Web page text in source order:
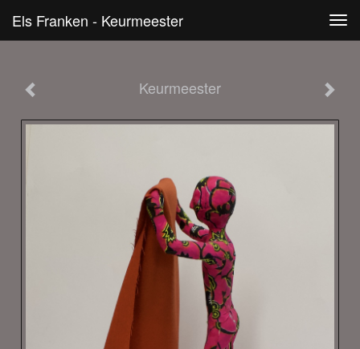
Els Franken - Keurmeester
Keurmeester